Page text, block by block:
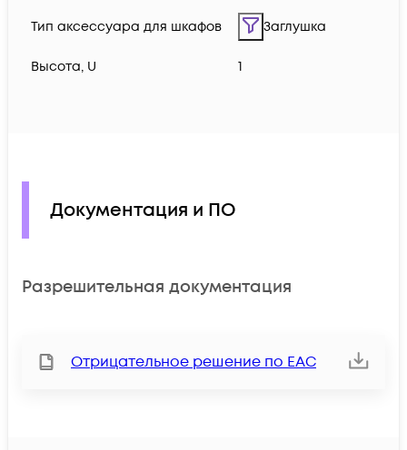
Тип аксессуара для шкафов Заглушка
Высота, U 1
Документация и ПО
Разрешительная документация
Отрицательное решение по ЕАС